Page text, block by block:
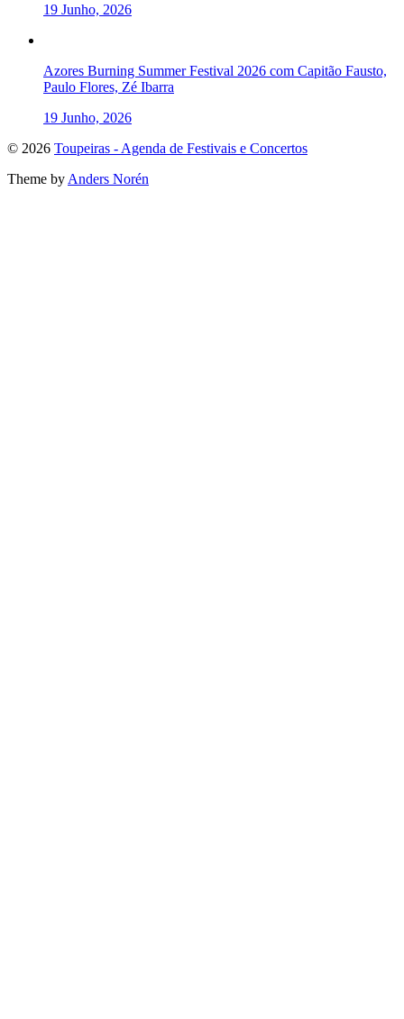
19 Junho, 2026
Azores Burning Summer Festival 2026 com Capitão Fausto,
Paulo Flores, Zé Ibarra
19 Junho, 2026
To
top
© 2026 Toupeiras - Agenda de Festivais e Concertos
Theme by Anders Norén